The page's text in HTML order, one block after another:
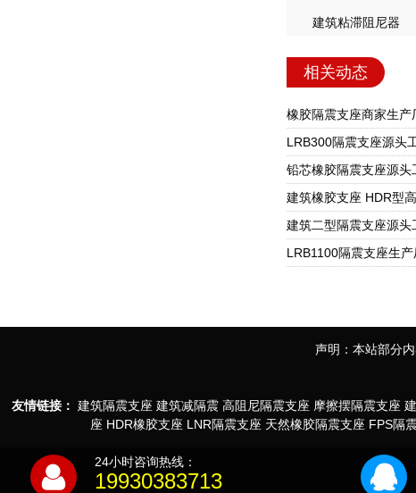
建筑粘滞阻尼器
相关动态
24小时咨询热线：
19930383713
声明：本站部分
友情链接： 建筑隔震支座 建筑减隔震 高阻尼隔震支座 摩擦摆隔震支座
座 HDR橡胶支座 LNR隔震支座 天然橡胶隔震支座 FPS隔